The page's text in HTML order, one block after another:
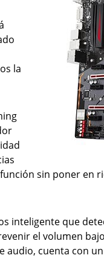
la
sin poner en
inteligente que
el volumen
audio, cuenta con